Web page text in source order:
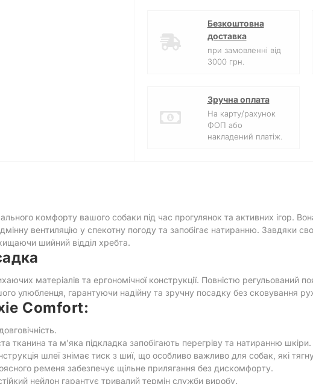
Безкоштовна
доставка
при замовленні від
3000 грн.
Зручна оплата
На карту/рахунок
ФОП або
накладений платіж.
комфорту вашого собаки під час прогулянок та активних ігор. Вона
вентиляцію у спекотну погоду та запобігає натиранню. Завдяки
шийний відділ хребта.
матеріалів та ергономічної конструкції. Повністю регульований
улюбленця, гарантуючи надійну та зручну посадку без сковування
Comfort:
тканина та м'яка підкладка запобігають перегріву та натиранню шкіри.
шлеї знімає тиск з шиї, що особливо важливо для собак, які
ременя забезпечує щільне прилягання без дискомфорту.
нейлон гарантує тривалий термін служби виробу.